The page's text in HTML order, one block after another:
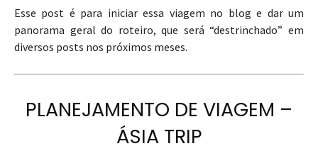
Esse post é para iniciar essa viagem no blog e dar um
panorama geral do roteiro, que será “destrinchado” em
diversos posts nos próximos meses.
PLANEJAMENTO DE VIAGEM –
ÁSIA TRIP